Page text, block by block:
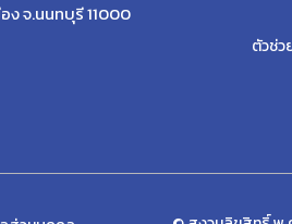
ง จ.นนทบุรี 11000
ตัวช่ว